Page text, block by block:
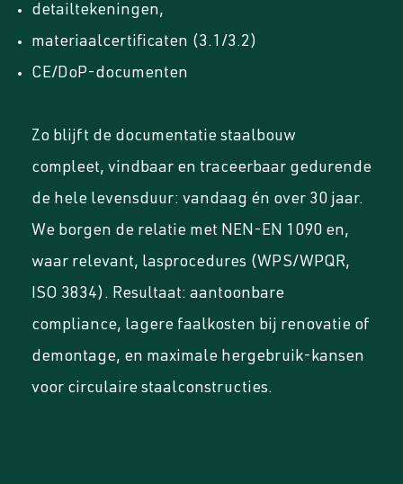
detailtekeningen,
materiaalcertificaten (3.1/3.2)
CE/DoP-documenten
Zo blijft de documentatie staalbouw
compleet, vindbaar en traceerbaar gedurende
de hele levensduur: vandaag én over 30 jaar.
We borgen de relatie met NEN-EN 1090 en,
waar relevant, las­procedures (WPS/WPQR,
ISO 3834). Resultaat: aantoonbare
compliance, lagere faalkosten bij renovatie of
demontage, en maximale hergebruik-kansen
voor circulaire staalconstructies.